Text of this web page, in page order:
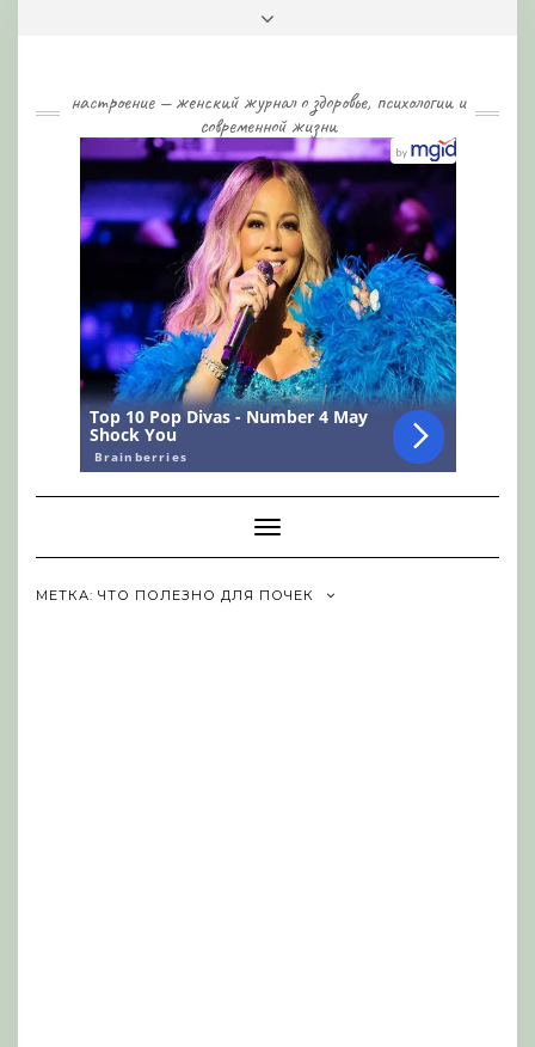
настроение — женский журнал о здоровье, психологии и
современной жизни
Toggle
Navigation
МЕТКА: ЧТО ПОЛЕЗНО ДЛЯ ПОЧЕК